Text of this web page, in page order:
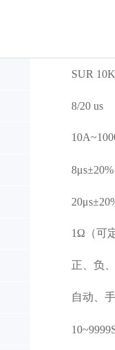
SUR
8/20 us
8μs±20%
1Ω（可
正、负
自动、